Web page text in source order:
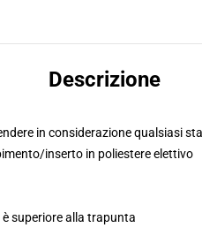
Descrizione
in considerazione qualsiasi
inserto in poliestere elettivo
superiore alla trapunta